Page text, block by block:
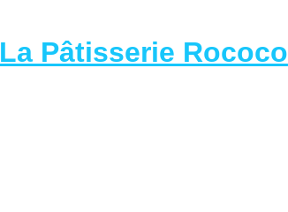
La Pâtisserie Rococo